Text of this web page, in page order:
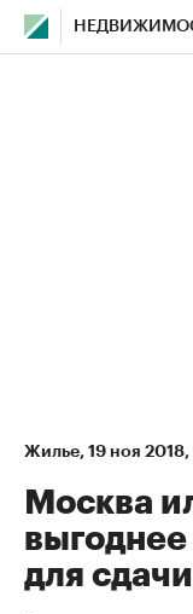
Жилье⁠, 19 ноя 2018,
Москва
выгоднее
для